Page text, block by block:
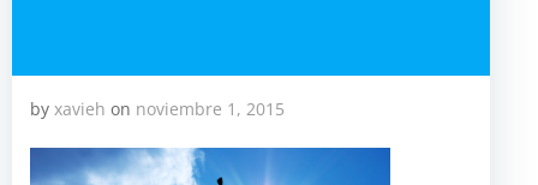
by xavieh on noviembre 1, 2015